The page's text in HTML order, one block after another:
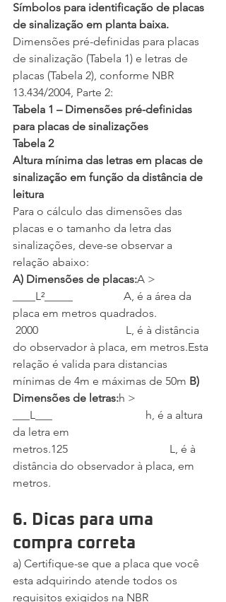
Símbolos para identificação de placas
de sinalização em planta baixa.
Dimensões pré-definidas para placas
de sinalização (Tabela 1) e letras de
placas (Tabela 2), conforme NBR
13.434/2004, Parte 2:
Tabela 1 – Dimensões pré-definidas
para placas de sinalizações
Tabela 2
Altura mínima das letras em placas de
sinalização em função da distância de
leitura
Para o cálculo das dimensões das
placas e o tamanho da letra das
sinalizações, deve-se observar a
relação abaixo:
A) Dimensões de placas:A >
____L²_____                  A, é a área da
placa em metros quadrados.
2000                               L, é à distância
do observador à placa, em metros.Esta
relação é valida para distancias
mínimas de 4m e máximas de 50m B)
Dimensões de letras:h >
___L___                                 h, é a altura
da letra em
metros.125                                    L, é à
distância do observador à placa, em
metros.
6. Dicas para uma
compra correta
a) Certifique-se que a placa que você
esta adquirindo atende todos os
requisitos exigidos na NBR